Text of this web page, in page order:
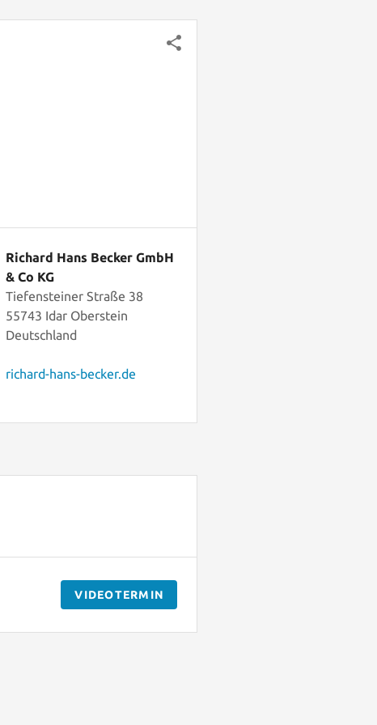
Richard Hans Becker GmbH
& Co KG
Tiefensteiner Straße 38
55743 Idar Oberstein
Deutschland
richard-hans-becker.de
VIDEOTERMIN